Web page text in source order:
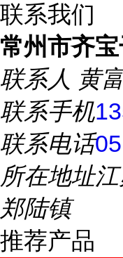
联系我们
常州市齐
联系人 黄
联系手机
联系电话
所在地址
郑陆镇
推荐产品